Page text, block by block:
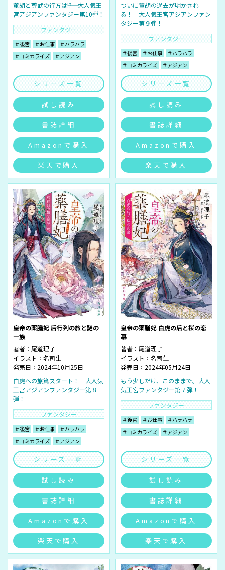
董胡と尊武の行方は――!? 大人気王
宮アジアンファンタジー第10弾！
ファンタジー
＃後宮 ＃お仕事
＃ハラハラ
＃コミカライズ
＃アジアン
シリーズ一覧
試し読み
書誌詳細
Amazonで購入
楽天で購入
ついに董胡の過去が明かされ
る！ 大人気王宮アジアンファン
タジー第９弾！
ファンタジー
＃後宮 ＃お仕事
＃ハラハラ
＃コミカライズ
＃アジアン
シリーズ一覧
試し読み
書誌詳細
Amazonで購入
楽天で購入
皇帝の薬膳妃 后行列の旅と謎の
一族
著者： 尾道理子
イラスト： 名司生
発売日：2024年10月25日
白虎への旅篇スタート！ 大人気
王宮アジアンファンタジー第８
弾！
ファンタジー
＃後宮 ＃お仕事
＃ハラハラ
＃コミカライズ
＃アジアン
シリーズ一覧
試し読み
書誌詳細
Amazonで購入
楽天で購入
皇帝の薬膳妃 白虎の后と桜の恋
慕
著者： 尾道理子
イラスト： 名司生
発売日：2024年05月24日
もう少しだけ、このままで――。大人
気王宮ファンタジー第７弾！
ファンタジー
＃後宮 ＃お仕事
＃ハラハラ
＃コミカライズ
＃アジアン
シリーズ一覧
試し読み
書誌詳細
Amazonで購入
楽天で購入